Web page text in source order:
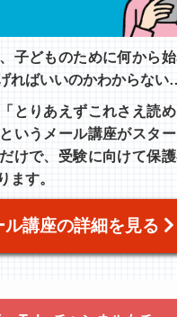
子どものために何から
ればいいのかわからな
とりあえずこれさえ読
いうメール講座がスタ
けで、受験に向けて保
ます。
ル講座の詳細を見る